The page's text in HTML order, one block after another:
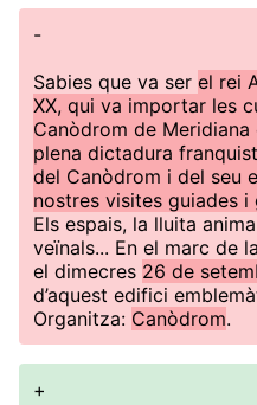
-
Sabies que va ser el rei
XX, qui va importar les
Canòdrom de Meridiana
plena dictadura
del Canòdrom i del seu
nostres visites guiades i
Els espais, la lluita
veïnals... En el marc de la
el dimecres 26 de
d’aquest edifici
Organitza: Canòdrom.
+